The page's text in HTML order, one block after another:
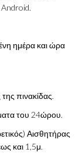
Android.
ημέρα και ώρα
πινακίδας.
του 24ώρου.
Αισθητήρας
και 1,5μ.